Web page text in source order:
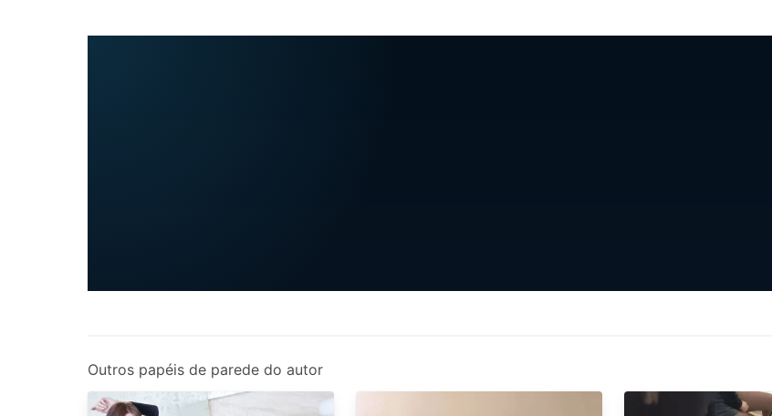
Outros papéis de parede do autor